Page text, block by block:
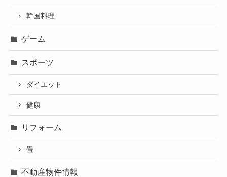
韓国料理
ゲーム
スポーツ
ダイエット
健康
リフォーム
畳
不動産物件情報